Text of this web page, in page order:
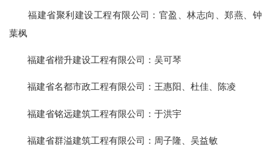
福建省聚利建设工程有限公司：官盈、林志向、郑燕、钟
葉枫
福建省楷升建设工程有限公司：吴可琴
福建省名都市政工程有限公司：王惠阳、杜佳、陈凌
福建省铭远建筑工程有限公司：于洪宇
福建省群溢建筑工程有限公司：周子隆、吴益敏